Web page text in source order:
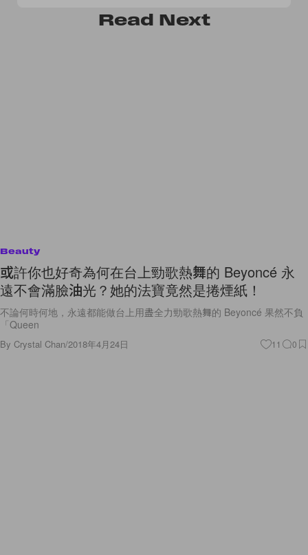
Read Next
Beauty
或許你也好奇為何在台上勁歌熱舞的 Beyoncé 永
遠不會滿臉油光？她的法寶竟然是捲煙紙！
不論何時何地，永遠都能做台上用盡全力勁歌熱舞的 Beyoncé 果然不負
「Queen
By Crystal Chan/2018年4月24日 11 0